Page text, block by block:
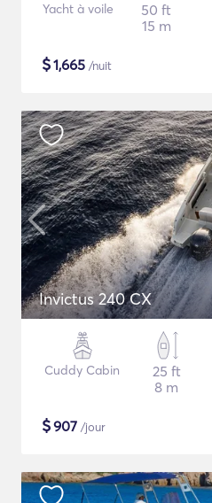
Yacht à voile
50 ft
15 m
$1,665 /nuit
Invictus 240 CX
Cuddy Cabin
25 ft
8 m
$907 /jour